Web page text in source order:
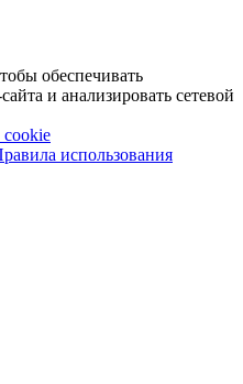
обеспечивать
и анализировать сетевой
cookie
использования